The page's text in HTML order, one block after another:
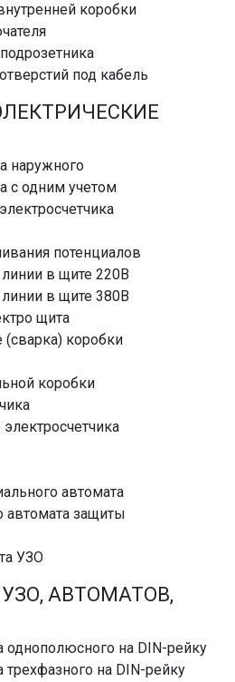
коробки
под кабель
наружного
с одним учетом
потенциалов
в щите 220В
в щите 380В
щита
(сварка) коробки
коробки
автомата
автомата защиты
УЗО
АВТОМАТОВ,
однополюсного на DIN-рейку
на DIN-рейку